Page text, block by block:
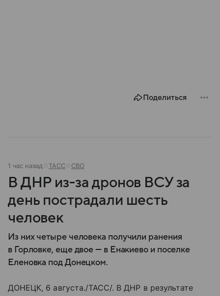
Поделиться
1 час назад ТАСС СВО
В ДНР из-за дронов ВСУ за
день пострадали шесть
человек
Из них четыре человека получили ранения
в Горловке, еще двое — в Енакиево и поселке
Еленовка под Донецком.
ДОНЕЦК, 6 августа./ТАСС/. В ДНР в результате